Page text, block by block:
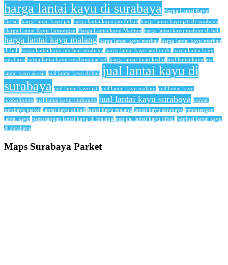
harga lantai kayu di surabaya Harga Lantai Kayu
Gresik harga lantai kayu jati harga lantai kayu jati di bali harga lantai kayu jati di surabaya
Harga Lantai Kayu Lamongan Harga Lantai kayu Madiun harga lantai kayu mahoni di bali
harga lantai kayu malang harga lantai kayu merbau harga lantai kayu merbau
di bali harga lantai kayu merbau surabaya harga lantai kayu situbondo harga lantai kayu
surabaya harga lantai kayu surabaya parket' harga lantai kyau kediri jual lantai kayu jual
lantai kayu akasia jual lantai kayu di bali jual lantai kayu di
surabaya jual lantai kayu jati jual lantai kayu malang jual lantai kayu
probolinggo jual lantai kayu situbondo jual lantai kayu surabaya kontak
surabaya parket lantai kayu di bali lantai kayu malang lantai kayu surabaya pemasangan
lantai kayu pemasangan lantai kayu di malang penjual lantai kayu dibali penjual lantai kayu
di surabaya
Maps Surabaya Parket